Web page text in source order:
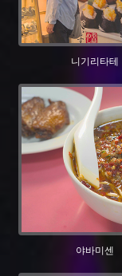
니기리타테
야바미센